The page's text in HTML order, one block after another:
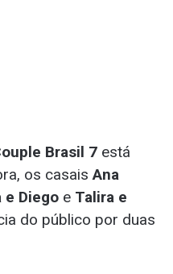
Brasil 7 está
os casaisAna
e Diego e Talira e
do público por duas